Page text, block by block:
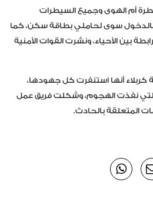
أم الهوى وجميع السيطرات
بالدخول سوى لحاملي بطاقة سكن، كما
بين الأحياء، ونشرت القوات الأمنية
أنها استنفرت كل جهودها،
التي نفذت الهجوم، وشكلت فريق عمل
المتعلقة بالحادث.